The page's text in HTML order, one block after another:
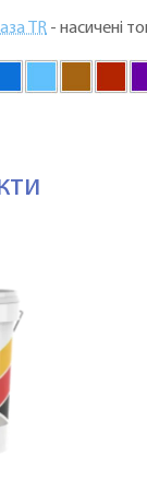
TR - насичені